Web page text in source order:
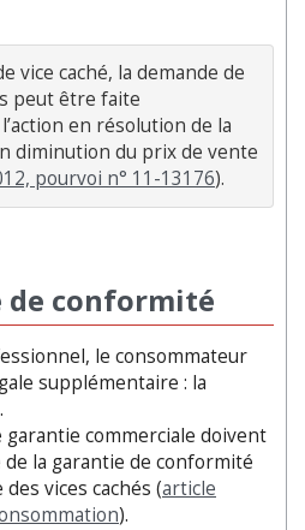
vice caché, la demande de
peut être faite
en résolution de la
diminution du prix de vente
pourvoi n° 11-13176).
de conformité
le consommateur
supplémentaire : la
garantie commerciale doivent
la garantie de conformité
vices cachés (article
).